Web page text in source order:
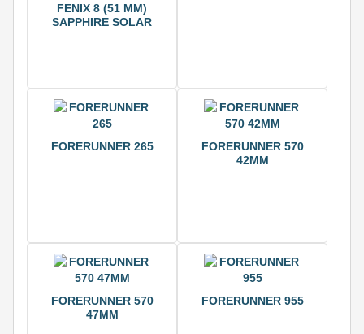
FENIX 8 (51 ММ)
SAPPHIRE SOLAR
FORERUNNER 265
FORERUNNER 570
42ММ
FORERUNNER 570
47ММ
FORERUNNER 955